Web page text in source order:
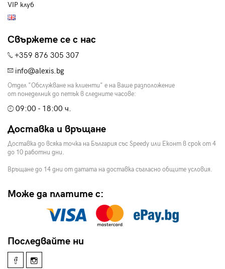
VIP клуб
Свържете се с нас
+359 876 305 307
info@alexis.bg
Отдел "Обслужване на клиенти" е на Ваше разположение
от понеделник до петък в следните часове:
09:00 - 18:00 ч.
Доставка и връщане
Доставка до всяка точка на България със Speedy или Еконт в срок от 4
до 10 работни дни.
Връщане до 14 дни от датата на доставка съгласно общите условия.
Може да платите с:
Последвайте ни